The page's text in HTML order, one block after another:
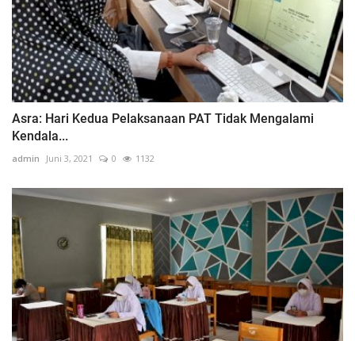
Asra: Hari Kedua Pelaksanaan PAT Tidak Mengalami
Kendala...
admin Juni 3, 2021 0 1132